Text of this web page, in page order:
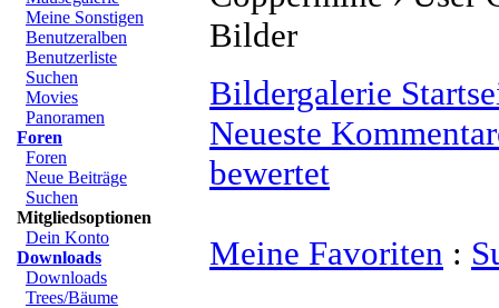
Meine Sonstigen
Benutzeralben
Benutzerliste
Suchen
Movies
Panoramen
Foren
Foren
Neue Beiträge
Suchen
Mitgliedsoptionen
Dein Konto
Downloads
Downloads
Trees/Bäume
Bilder
Bildergalerie
Neueste
bewertet
Meine Favoriten :